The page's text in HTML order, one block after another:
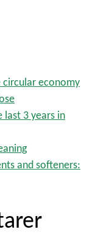
circular economy
last 3 years in
and softeners: